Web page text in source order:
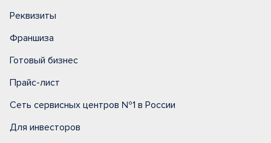
Реквизиты
Франшиза
Готовый бизнес
Прайс-лист
Сеть сервисных центров №1 в России
Для инвесторов